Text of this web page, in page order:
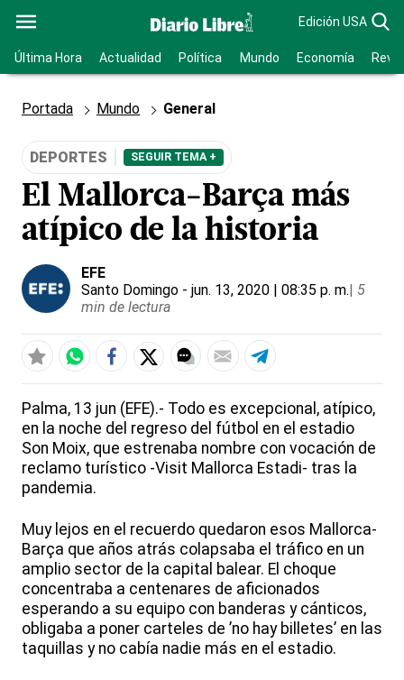
Edición USA
Última Hora Actualidad Política Mundo Economía
Portada Mundo General
DEPORTES SEGUIR TEMA +
El Mallorca-Barça más
atípico de la historia
EFE
Santo Domingo - jun. 13, 2020 | 08:35 p. m.| 5
min de lectura
Palma, 13 jun (EFE).- Todo es excepcional, atípico,
en la noche del regreso del fútbol en el estadio
Son Moix, que estrenaba nombre con vocación de
reclamo turístico -Visit Mallorca Estadi- tras la
pandemia.
Muy lejos en el recuerdo quedaron esos Mallorca-
Barça que años atrás colapsaba el tráfico en un
amplio sector de la capital balear. El choque
concentraba a centenares de aficionados
esperando a su equipo con banderas y cánticos,
obligaba a poner carteles de ’no hay billetes’ en las
taquillas y no cabía nadie más en el estadio.